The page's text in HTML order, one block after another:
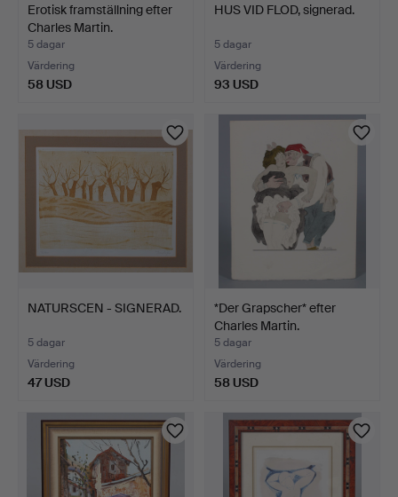
Erotisk framställning efter
Charles Martin.
5 dagar
Värdering
58 USD
HUS VID FLOD, signerad.
5 dagar
Värdering
93 USD
NATURSCEN - SIGNERAD.
5 dagar
Värdering
47 USD
*Der Grapscher* efter
Charles Martin.
5 dagar
Värdering
58 USD